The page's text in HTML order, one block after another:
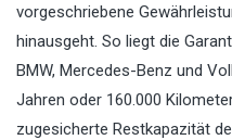
vorgeschriebene
hinausgeht. So liegt die
BMW, Mercedes-Benz und
Jahren oder 160.000
zugesicherte Restkapazität